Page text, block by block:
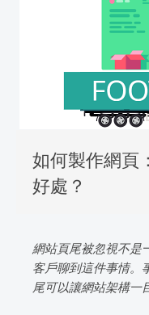
如何製作網頁
好處？
網站頁尾被忽視不是
客戶聊到這件事情。
尾可以讓網站架構一